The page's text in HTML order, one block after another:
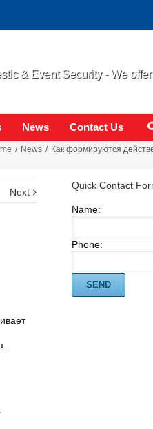
& Event Security - We
News Contact Us
News
Как формируются
Next
Quick Contact
Name:
Phone: